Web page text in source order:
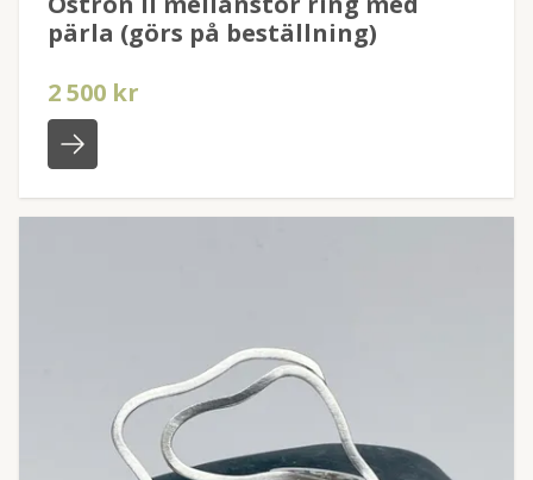
pärla (görs på beställning)
2 500 kr